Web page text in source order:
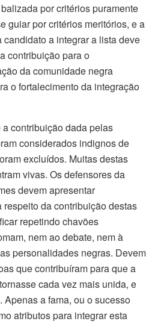
por critérios puramente
guiar por critérios meritórios, e a
a integrar a lista deve
contribuição para o
da comunidade negra
o fortalecimento da integração
contribuição dada pelas
considerados indignos de
excluídos. Muitas destas
vivas. Os defensores da
devem apresentar
respeito da contribuição destas
repetindo chavões
nem ao debate, nem à
personalidades negras. Devem
que contribuíram para que a
cada vez mais unida, e
Apenas a fama, ou o sucesso
atributos para integrar esta